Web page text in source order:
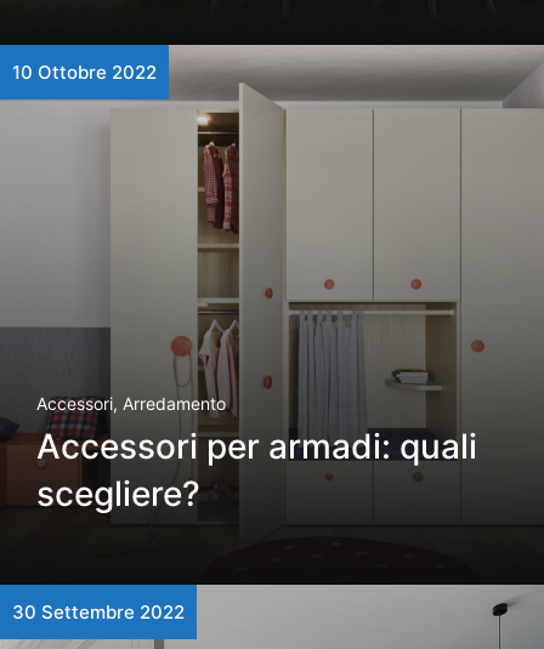
10 Ottobre 2022
Accessori, Arredamento
Accessori per armadi: quali
scegliere?
30 Settembre 2022